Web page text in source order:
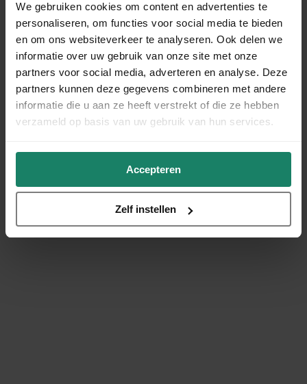
We gebruiken cookies om content en advertenties te
personaliseren, om functies voor social media te bieden
en om ons websiteverkeer te analyseren. Ook delen we
informatie over uw gebruik van onze site met onze
partners voor social media, adverteren en analyse. Deze
partners kunnen deze gegevens combineren met andere
informatie die u aan ze heeft verstrekt of die ze hebben
verzameld op basis van uw gebruik van hun services.
Accepteren
Zelf instellen